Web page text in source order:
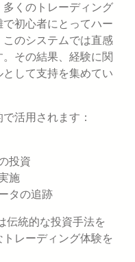
くのトレーディング
初心者にとってハー
このシステムでは直感
その結果、経験に関
して支持を集めてい
活用されます：
投資
施
タの追跡
伝統的な投資手法を
レーディング体験を